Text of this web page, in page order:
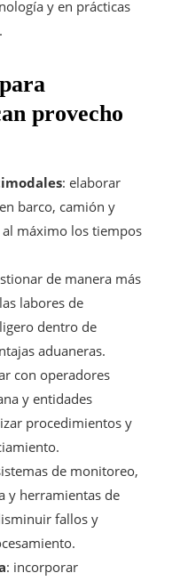
y en prácticas
provecho
: elaborar
barco, camión y
máximo los tiempos
de manera más
labores de
dentro de
aduaneras.
con operadores
y entidades
procedimientos y
de monitoreo,
y herramientas de
fallos y
: incorporar